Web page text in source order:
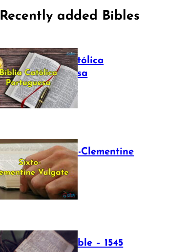
Recently added Bibles
Bíblia Católica
Portuguesa
July 16, 2025
The Sixto-Clementine
Vulgate
July 12, 2025
Luther Bible – 1545